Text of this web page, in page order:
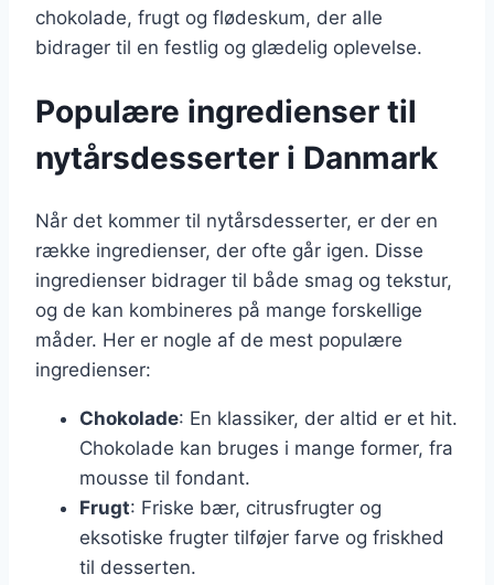
chokolade, frugt og flødeskum, der alle
bidrager til en festlig og glædelig oplevelse.
Populære ingredienser til
nytårsdesserter i Danmark
Når det kommer til nytårsdesserter, er der en
række ingredienser, der ofte går igen. Disse
ingredienser bidrager til både smag og tekstur,
og de kan kombineres på mange forskellige
måder. Her er nogle af de mest populære
ingredienser:
Chokolade: En klassiker, der altid er et hit.
Chokolade kan bruges i mange former, fra
mousse til fondant.
Frugt: Friske bær, citrusfrugter og
eksotiske frugter tilføjer farve og friskhed
til desserten.